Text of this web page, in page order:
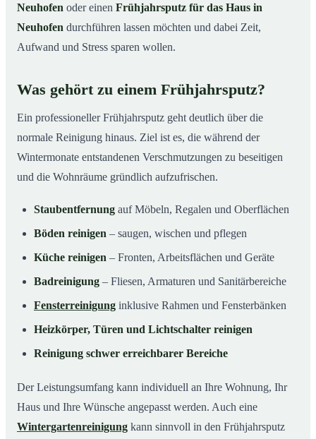
Neuhofen oder einen Frühjahrsputz für das Haus in
Neuhofen durchführen lassen möchten und dabei Zeit,
Aufwand und Stress sparen wollen.
Was gehört zu einem Frühjahrsputz?
Ein professioneller Frühjahrsputz geht deutlich über die
normale Reinigung hinaus. Ziel ist es, die während der
Wintermonate entstandenen Verschmutzungen zu beseitigen
und die Wohnräume gründlich aufzufrischen.
Staubentfernung auf Möbeln, Regalen und Oberflächen
Böden reinigen – saugen, wischen und pflegen
Küche reinigen – Fronten, Arbeitsflächen und Geräte
Badreinigung – Fliesen, Armaturen und Sanitärbereiche
Fensterreinigung inklusive Rahmen und Fensterbänken
Heizkörper, Türen und Lichtschalter reinigen
Reinigung schwer erreichbarer Bereiche
Der Leistungsumfang kann individuell an Ihre Wohnung, Ihr
Haus und Ihre Wünsche angepasst werden. Auch eine
Wintergartenreinigung kann sinnvoll in den Frühjahrsputz